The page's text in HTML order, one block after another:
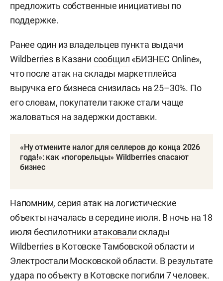
предложить собственные инициативы по
поддержке.
Ранее один из владельцев пункта выдачи
Wildberries в Казани сообщил «БИЗНЕС Online»,
что после атак на склады маркетплейса
выручка его бизнеса снизилась на 25–30%. По
его словам, покупатели также стали чаще
жаловаться на задержки доставки.
«Ну отмените налог для селлеров до конца 2026
года!»: как «погорельцы» Wildberries спасают
бизнес
Напомним, серия атак на логистические
объекты началась в середине июля. В ночь на 18
июля беспилотники атаковалисклады
Wildberries в Котовске Тамбовской области и
Электростали Московской области. В результате
удара по объекту в Котовске погибли 7 человек.